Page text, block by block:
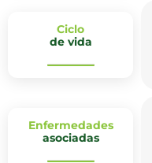
Ciclo
de vida
Enfermedades
asociadas